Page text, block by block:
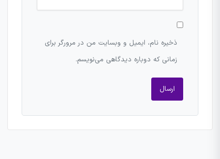
ذخیره نام، ایمیل و وبسایت من در مرورگر برای
زمانی که دوباره دیدگاهی می‌نویسم.